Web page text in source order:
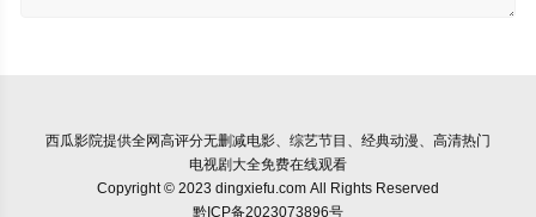
西瓜影院提供全网高评分无删减电影、综艺节目、经典动漫、高清热门
电视剧大全免费在线观看
Copyright © 2023 dingxiefu.com All Rights Reserved
黔ICP备2023073896号